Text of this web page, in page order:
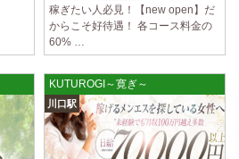
稼ぎたい人必見！【new open】だ
からこそ好待遇！ 各コース料金の
60% …
KUTUROGI～寛ぎ～
川口駅